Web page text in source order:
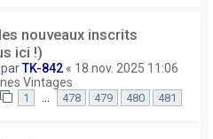
nouveaux inscrits
ici !)
parTK-842 « 18 nov. 2025 11:06
Vintages
1 … 478 479 480 481